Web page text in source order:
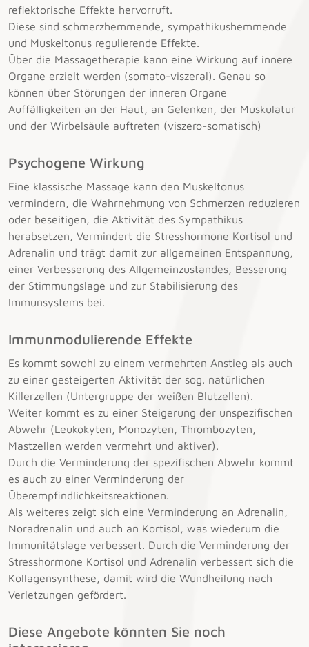
reflektorische Effekte hervorruft.
Diese sind schmerzhemmende, sympathikushemmende
und Muskeltonus regulierende Effekte.
Über die Massagetherapie kann eine Wirkung auf innere
Organe erzielt werden (somato-viszeral). Genau so
können über Störungen der inneren Organe
Auffälligkeiten an der Haut, an Gelenken, der Muskulatur
und der Wirbelsäule auftreten (viszero-somatisch)
Psychogene Wirkung
Eine klassische Massage kann den Muskeltonus
vermindern, die Wahrnehmung von Schmerzen reduzieren
oder beseitigen, die Aktivität des Sympathikus
herabsetzen, Vermindert die Stresshormone Kortisol und
Adrenalin und trägt damit zur allgemeinen Entspannung,
einer Verbesserung des Allgemeinzustandes, Besserung
der Stimmungslage und zur Stabilisierung des
Immunsystems bei.
Immunmodulierende Effekte
Es kommt sowohl zu einem vermehrten Anstieg als auch
zu einer gesteigerten Aktivität der sog. natürlichen
Killerzellen (Untergruppe der weißen Blutzellen).
Weiter kommt es zu einer Steigerung der unspezifischen
Abwehr (Leukokyten, Monozyten, Thrombozyten,
Mastzellen werden vermehrt und aktiver).
Durch die Verminderung der spezifischen Abwehr kommt
es auch zu einer Verminderung der
Überempfindlichkeitsreaktionen.
Als weiteres zeigt sich eine Verminderung an Adrenalin,
Noradrenalin und auch an Kortisol, was wiederum die
Immunitätslage verbessert. Durch die Verminderung der
Stresshormone Kortisol und Adrenalin verbessert sich die
Kollagensynthese, damit wird die Wundheilung nach
Verletzungen gefördert.
Diese Angebote könnten Sie noch